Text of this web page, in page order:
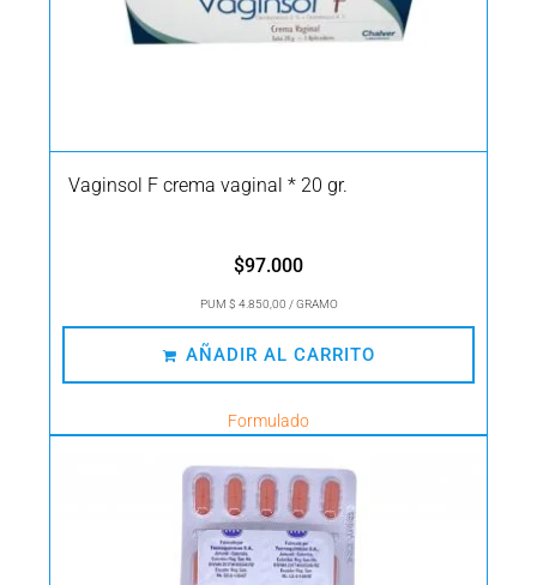
Vaginsol F crema vaginal * 20 gr.
$97.000
PUM $ 4.850,00 / GRAMO
AÑADIR AL CARRITO
Formulado